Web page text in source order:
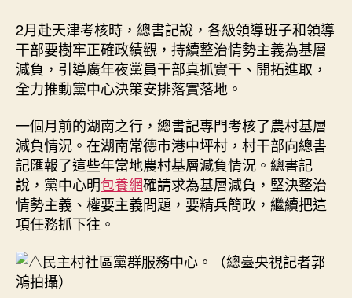
2月赴天津考核時，總書記說，各級領導班子和領導
干部要樹牢正確政績觀，持續整治情勢主義為基層
減負，引導廣年夜黨員干部真抓實干、開拓進取，
全力推動黨中心決策安排落實落地。
一個月前的湖南之行，總書記專門考核了農村基層
減負情況。在湖南常德市港中坪村，村干部向總書
記匯報了這些年當地農村基層減負情況。總書記
說，黨中心明包養網確請求為基層減負，堅決整治
情勢主義、權要主義問題，要精兵簡政，繼續把這
項任務抓下往。